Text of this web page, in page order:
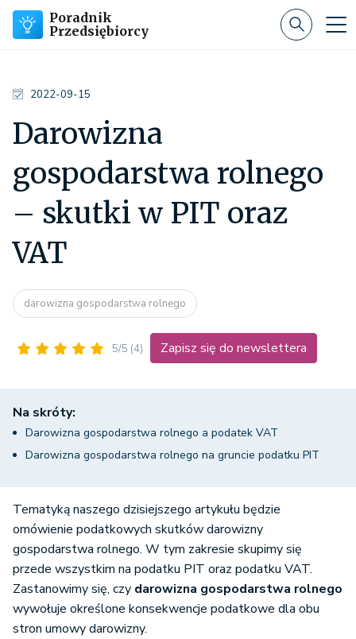
Poradnik
Przedsiębiorcy
2022-09-15
Darowizna
gospodarstwa rolnego
– skutki w PIT oraz
VAT
darowizna gospodarstwa rolnego
5/5 (4) Zapisz się do newslettera
Na skróty:
Darowizna gospodarstwa rolnego a podatek VAT
Darowizna gospodarstwa rolnego na gruncie podatku PIT
Tematyką naszego dzisiejszego artykułu będzie
omówienie podatkowych skutków darowizny
gospodarstwa rolnego. W tym zakresie skupimy się
przede wszystkim na podatku PIT oraz podatku VAT.
Zastanowimy się, czy darowizna gospodarstwa rolnego
wywołuje określone konsekwencje podatkowe dla obu
stron umowy darowizny.